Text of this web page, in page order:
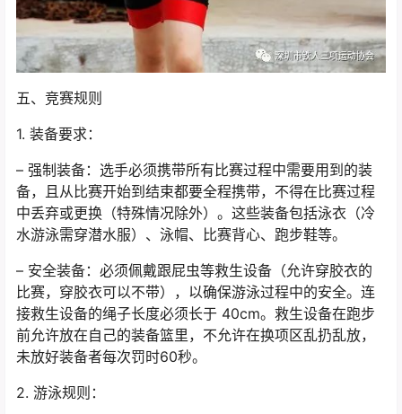
五、竞赛规则
1. 装备要求：
– 强制装备：选手必须携带所有比赛过程中需要用到的装
备，且从比赛开始到结束都要全程携带，不得在比赛过程
中丢弃或更换（特殊情况除外）。这些装备包括泳衣（冷
水游泳需穿潜水服）、泳帽、比赛背心、跑步鞋等。
– 安全装备：必须佩戴跟屁虫等救生设备（允许穿胶衣的
比赛，穿胶衣可以不带），以确保游泳过程中的安全。连
接救生设备的绳子长度必须长于 40cm。救生设备在跑步
前允许放在自己的装备篮里，不允许在换项区乱扔乱放，
未放好装备者每次罚时60秒。
2. 游泳规则：